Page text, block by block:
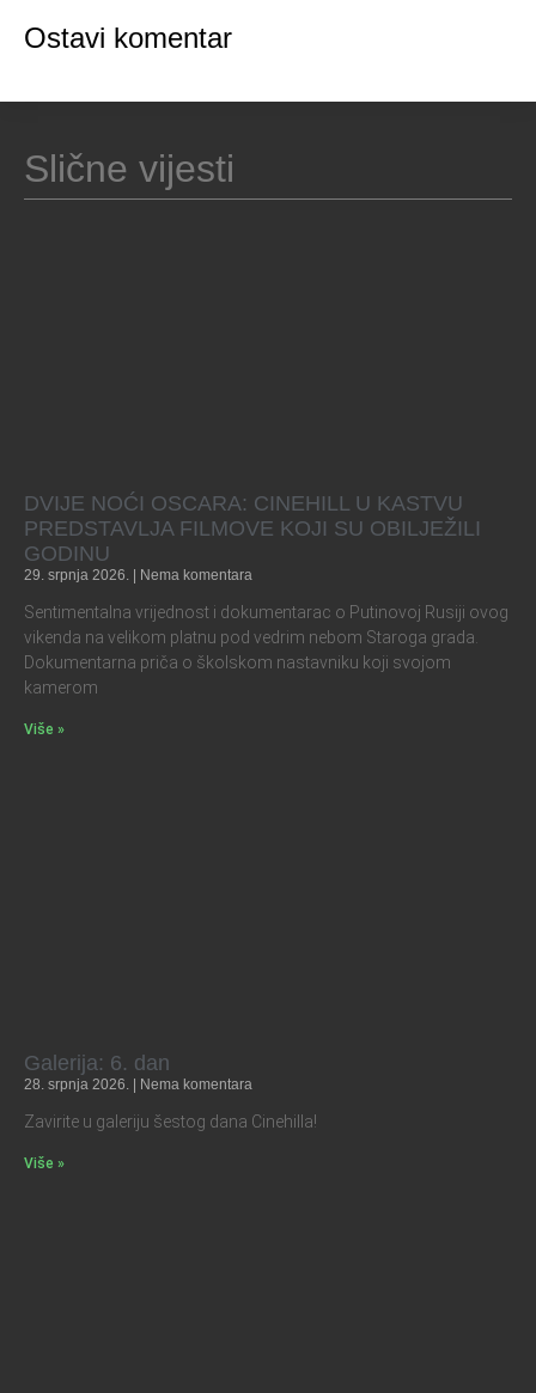
Ostavi komentar
Slične vijesti
DVIJE NOĆI OSCARA: CINEHILL U KASTVU
PREDSTAVLJA FILMOVE KOJI SU OBILJEŽILI
GODINU
29. srpnja 2026. Nema komentara
Sentimentalna vrijednost i dokumentarac o Putinovoj Rusiji ovog
vikenda na velikom platnu pod vedrim nebom Staroga grada.
Dokumentarna priča o školskom nastavniku koji svojom
kamerom
Više »
Galerija: 6. dan
28. srpnja 2026. Nema komentara
Zavirite u galeriju šestog dana Cinehilla!
Više »